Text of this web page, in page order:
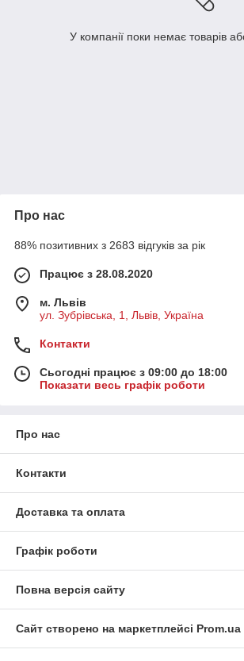
У компанії поки немає товарів
Про нас
88% позитивних з 2683 відгуків за рік
Працює з 28.08.2020
м. Львів
ул. Зубрівська, 1, Львів, Україна
Контакти
Сьогодні працює з 09:00 до 18:00
Показати весь графік роботи
Про нас
Контакти
Доставка та оплата
Графік роботи
Повна версія сайту
Сайт створено на маркетплейсі Prom.ua